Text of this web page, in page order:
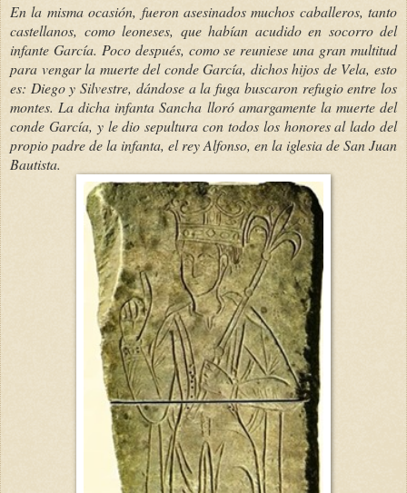
En la misma ocasión, fueron asesinados muchos caballeros, tanto
castellanos, como leoneses, que habían acudido en socorro del
infante García. Poco después, como se reuniese una gran multitud
para vengar la muerte del conde García, dichos hijos de Vela, esto
es: Diego y Silvestre, dándose a la fuga buscaron refugio entre los
montes. La dicha infanta Sancha lloró amargamente la muerte del
conde García, y le dio sepultura con todos los honores al lado del
propio padre de la infanta, el rey Alfonso, en la iglesia de San Juan
Bautista.